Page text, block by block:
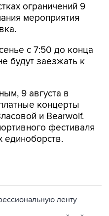
ограничений 9
мероприятия
с 7:50 до конца
будут заезжать к
9 августа в
концерты
и Bearwolf.
фестиваля
единоборств.
ленту